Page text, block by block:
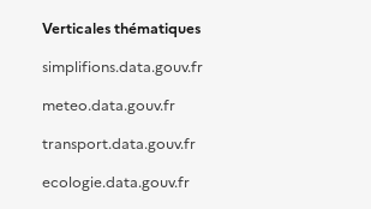
Verticales thématiques
simplifions.data.gouv.fr
meteo.data.gouv.fr
transport.data.gouv.fr
ecologie.data.gouv.fr